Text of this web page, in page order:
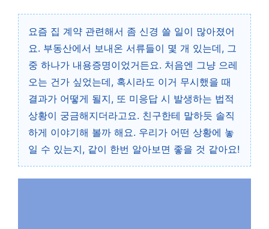
요즘 집 계약 관련해서 좀 신경 쓸 일이 많아졌어
요. 부동산에서 보내온 서류들이 몇 개 있는데, 그
중 하나가 내용증명이었거든요. 처음엔 그냥 으레
오는 건가 싶었는데, 혹시라도 이거 무시했을 때
결과가 어떻게 될지, 또 미응답 시 발생하는 법적
상황이 궁금해지더라고요. 친구한테 말하듯 솔직
하게 이야기해 볼까 해요. 우리가 어떤 상황에 놓
일 수 있는지, 같이 한번 알아보면 좋을 것 같아요!